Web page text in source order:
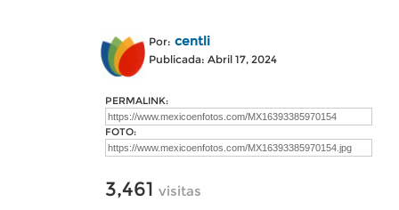
Por: centli
Publicada: Abril 17, 2024
PERMALINK:
FOTO:
3,461 visitas